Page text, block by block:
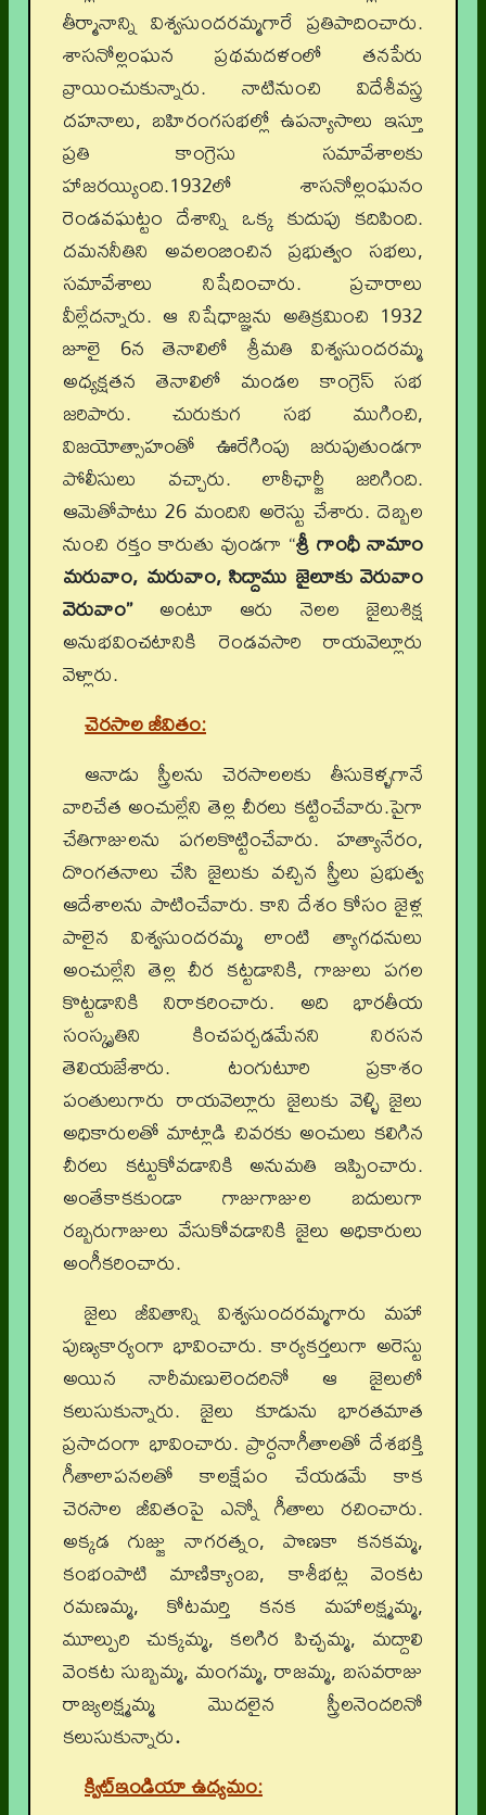
తీర్మానాన్ని విశ్వసుందరమ్మగారే ప్రతిపాదించారు.
శాసనోల్లంఘన ప్రథమదళంలో తనపేరు
వ్రాయించుకున్నారు. నాటినుంచి విదేశీవస్త్ర
దహనాలు, బహిరంగసభల్లో ఉపన్యాసాలు ఇస్తూ
ప్రతి కాంగ్రెసు సమావేశాలకు
హాజరయ్యింది.1932లో శాసనోల్లంఘనం
రెండవఘట్టం దేశాన్ని ఒక్క కుదుపు కదిపింది.
దమననీతిని అవలంబించిన ప్రభుత్వం సభలు,
సమావేశాలు నిషేదించారు. ప్రచారాలు
వీల్లేదన్నారు. ఆ నిషేధాజ్ఞను అతిక్రమించి 1932
జూలై 6న తెనాలిలో శ్రీమతి విశ్వసుందరమ్మ
అధ్యక్షతన తెనాలిలో మండల కాంగ్రెస్ సభ
జరిపారు. చురుకుగ సభ ముగించి,
విజయోత్సాహంతో ఊరేగింపు జరుపుతుండగా
పోలీసులు వచ్చారు. లాఠీఛార్జీ జరిగింది.
ఆమెతోపాటు 26 మందిని అరెస్టు చేశారు. దెబ్బల
నుంచి రక్తం కారుతు వుండగా “శ్రీ గాంధీ నామాం
మరువాం, మరువాం, సిద్దాము జైలూకు వెరువాం
వెరువాం”అంటూ ఆరు నెలల జైలుశిక్ష
అనుభవించటానికి రెండవసారి రాయవెల్లూరు
వెళ్లారు.
చెరసాల జీవితం:
ఆనాడు స్త్రీలను చెరసాలలకు తీసుకెళ్ళగానే
వారిచేత అంచుల్లేని తెల్ల చీరలు కట్టించేవారు.పైగా
చేతిగాజులను పగలకొట్టించేవారు. హత్యానేరం,
దొంగతనాలు చేసి జైలుకు వచ్చిన స్త్రీలు ప్రభుత్వ
ఆదేశాలను పాటించేవారు. కాని దేశం కోసం జైళ్ల
పాలైన విశ్వసుందరమ్మ లాంటి త్యాగధనులు
అంచుల్లేని తెల్ల చీర కట్టడానికి, గాజులు పగల
కొట్టడానికి నిరాకరించారు. అది భారతీయ
సంస్కృతిని కించపర్చడమేనని నిరసన
తెలియజేశారు. టంగుటూరి ప్రకాశం
పంతులుగారు రాయవెల్లూరు జైలుకు వెళ్ళి జైలు
అధికారులతో మాట్లాడి చివరకు అంచులు కలిగిన
చీరలు కట్టుకోవడానికి అనుమతి ఇప్పించారు.
అంతేకాకకుండా గాజుగాజుల బదులుగా
రబ్బరుగాజులు వేసుకోవడానికి జైలు అధికారులు
అంగీకరించారు.
జైలు జీవితాన్ని విశ్వసుందరమ్మగారు మహా
పుణ్యకార్యంగా భావించారు. కార్యకర్తలుగా అరెస్టు
అయిన నారీమణులెందరినో ఆ జైలులో
కలుసుకున్నారు. జైలు కూడును భారతమాత
ప్రసాదంగా భావించారు. ప్రార్ధనాగీతాలతో దేశభక్తి
గీతాలాపనలతో కాలక్షేపం చేయడమే కాక
చెరసాల జీవితంపై ఎన్నో గీతాలు రచించారు.
అక్కడ గుజ్జు నాగరత్నం, పొణకా కనకమ్మ,
కంభంపాటి మాణిక్యాంబ, కాశీభట్ల వెంకట
రమణమ్మ, కోటమర్తి కనక మహాలక్ష్మమ్మ,
మూల్పురి చుక్కమ్మ, కలగిర పిచ్చమ్మ, మద్దాలి
వెంకట సుబ్బమ్మ, మంగమ్మ, రాజమ్మ, బసవరాజు
రాజ్యలక్ష్మమ్మ మొదలైన స్త్రీలనెందరినో
కలుసుకున్నారు.
క్విట్ఇండియా ఉద్యమం: